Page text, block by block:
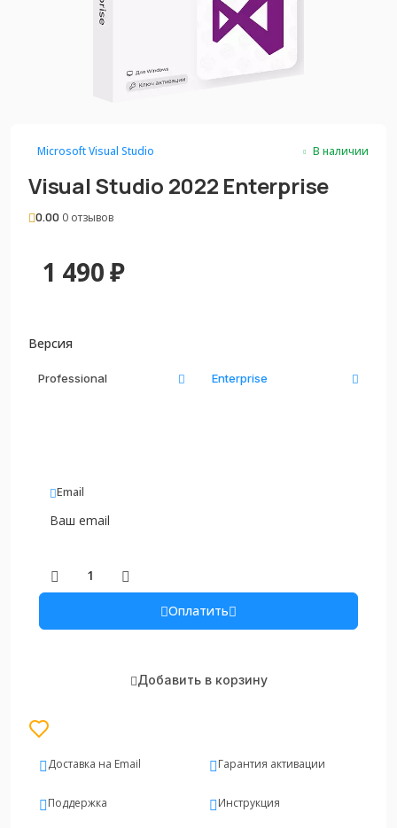
Microsoft Visual Studio В наличии
Visual Studio 2022 Enterprise
0.00 0 отзывов
1 490₽
Версия
Professional Enterprise
Email
Оплатить
Добавить в корзину
Доставка на Email Гарантия активации
Поддержка Инструкция